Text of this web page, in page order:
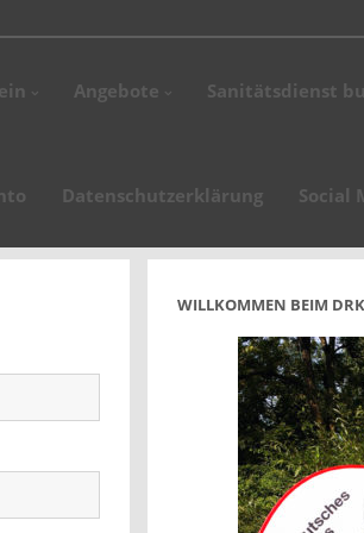
Angebote Sanitätsdienst
Datenschutzerklärung Social
WILLKOMMEN BEIM